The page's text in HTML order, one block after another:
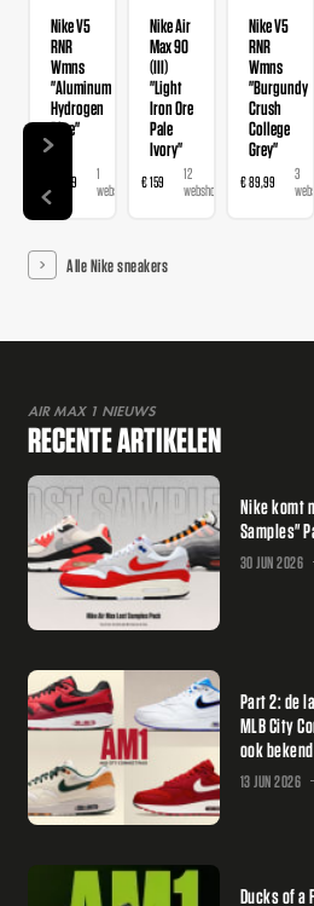
Nike V5
RNR
Wmns
"Aluminum
Hydrogen
Blue"
€ 89,99
1
webshop
Nike Air
Max 90
(III)
"Light
Iron Ore
Pale
Ivory"
€ 159
12
webshops
Nike V5
RNR
Wmns
"Burgundy
Crush
College
Grey"
€ 89,99
3
Alle Nike sneakers
AIR MAX 1 NIEUWS
RECENTE ARTIKELEN
Nike komt
Samples"
30 JUN 2026
Part 2: de
MLB City
ook bekend
13 JUN 2026
Ducks of a